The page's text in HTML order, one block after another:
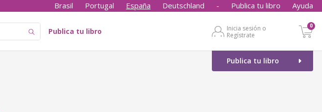
Brasil Portugal España Deutschland - Publica tu libro Ayuda
Publica tu libro
Inicia sesión o
Regístrate
0
Publica tu libro